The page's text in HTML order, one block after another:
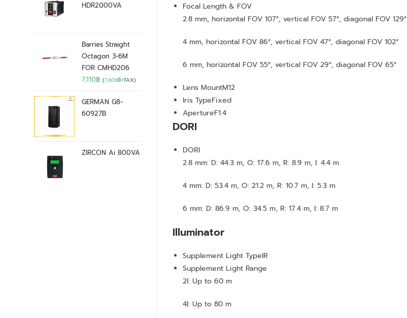
Focal Length & FOV
2.8 mm, horizontal FOV 107°, vertical FOV 57°, diagonal FOV 129°
4 mm, horizontal FOV 86°, vertical FOV 47°, diagonal FOV 102°
6 mm, horizontal FOV 55°, vertical FOV 29°, diagonal FOV 65°
Lens MountM12
Iris TypeFixed
ApertureF1.4
DORI
DORI
2.8 mm: D: 44.3 m, O: 17.6 m, R: 8.9 m, I: 4.4 m
4 mm: D: 53.4 m, O: 21.2 m, R: 10.7 m, I: 5.3 m
6 mm: D: 86.9 m, O: 34.5 m, R: 17.4 m, I: 8.7 m
Illuminator
Supplement Light TypeIR
Supplement Light Range
2I: Up to 60 m
4I: Up to 80 m
HDR2000VA
Barries Straight
Octagon 3-6M
FOR CMHD206
7,110฿ (7,608฿+TAX)
GERMAN G8-
60927B
ZIRCON Ai 800VA